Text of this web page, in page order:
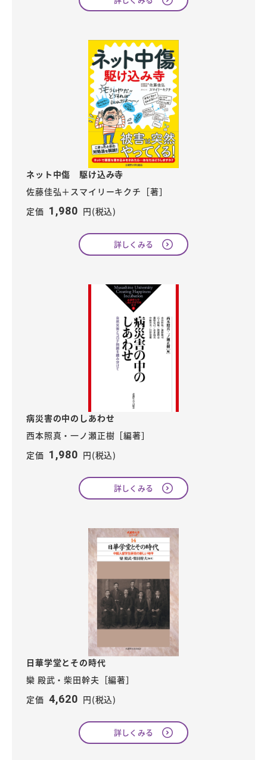
ネット中傷 駆け込み寺
佐藤佳弘＋スマイリーキクチ［著］
定価 1,980 円(税込)
詳しくみる
病災害の中のしあわせ
西本照真・一ノ瀬正樹［編著］
定価 1,980 円(税込)
詳しくみる
日華学堂とその時代
欒 殿武・柴田幹夫［編著］
定価 4,620 円(税込)
詳しくみる